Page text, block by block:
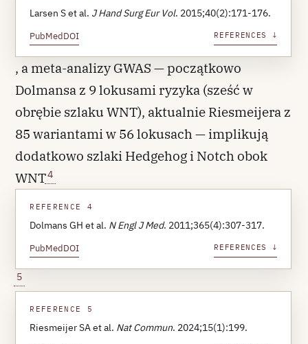
Larsen S et al. J Hand Surg Eur Vol. 2015;40(2):171-176.
PubMedDOI REFERENCES ↓
, a meta-analizy GWAS — początkowo
Dolmansa z 9 lokusami ryzyka (sześć w
obrębie szlaku WNT), aktualnie Riesmeijera z
85 wariantami w 56 lokusach — implikują
dodatkowo szlaki Hedgehog i Notch obok
WNT4
REFERENCE 4
Dolmans GH et al. N Engl J Med. 2011;365(4):307-317.
PubMedDOI REFERENCES ↓
5
REFERENCE 5
Riesmeijer SA et al. Nat Commun. 2024;15(1):199.